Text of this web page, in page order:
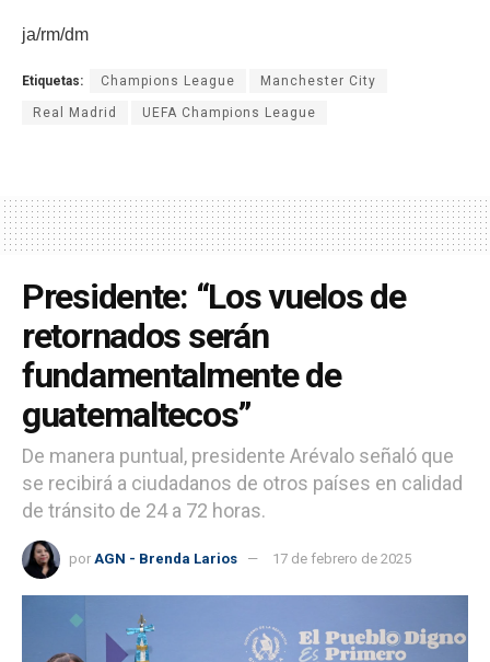
ja/rm/dm
Etiquetas: Champions League Manchester City
Real Madrid UEFA Champions League
Presidente: “Los vuelos de
retornados serán
fundamentalmente de
guatemaltecos”
De manera puntual, presidente Arévalo señaló que
se recibirá a ciudadanos de otros países en calidad
de tránsito de 24 a 72 horas.
por AGN - Brenda Larios 17 de febrero de 2025